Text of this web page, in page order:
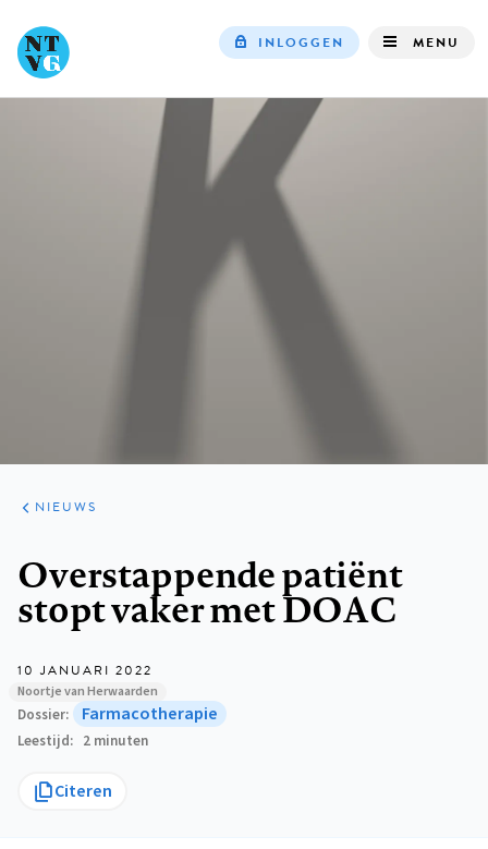
INLOGGEN MENU
ARTIKELEN
HET
KORT
NIEUWS
Overstappende patiënt
stopt vaker met DOAC
10 JANUARI 2022
Noortje van Herwaarden
Dossier Farmacotherapie
Leestijd 2 minuten
Citeren